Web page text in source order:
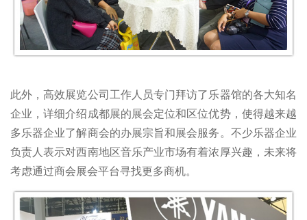
此外，高效展览公司工作人员专门拜访了乐器馆的各大知名
企业，详细介绍成都展的展会定位和区位优势，使得越来越
多乐器企业了解商会的办展宗旨和展会服务。不少乐器企业
负责人表示对西南地区音乐产业市场有着浓厚兴趣，未来将
考虑通过商会展会平台寻找更多商机。